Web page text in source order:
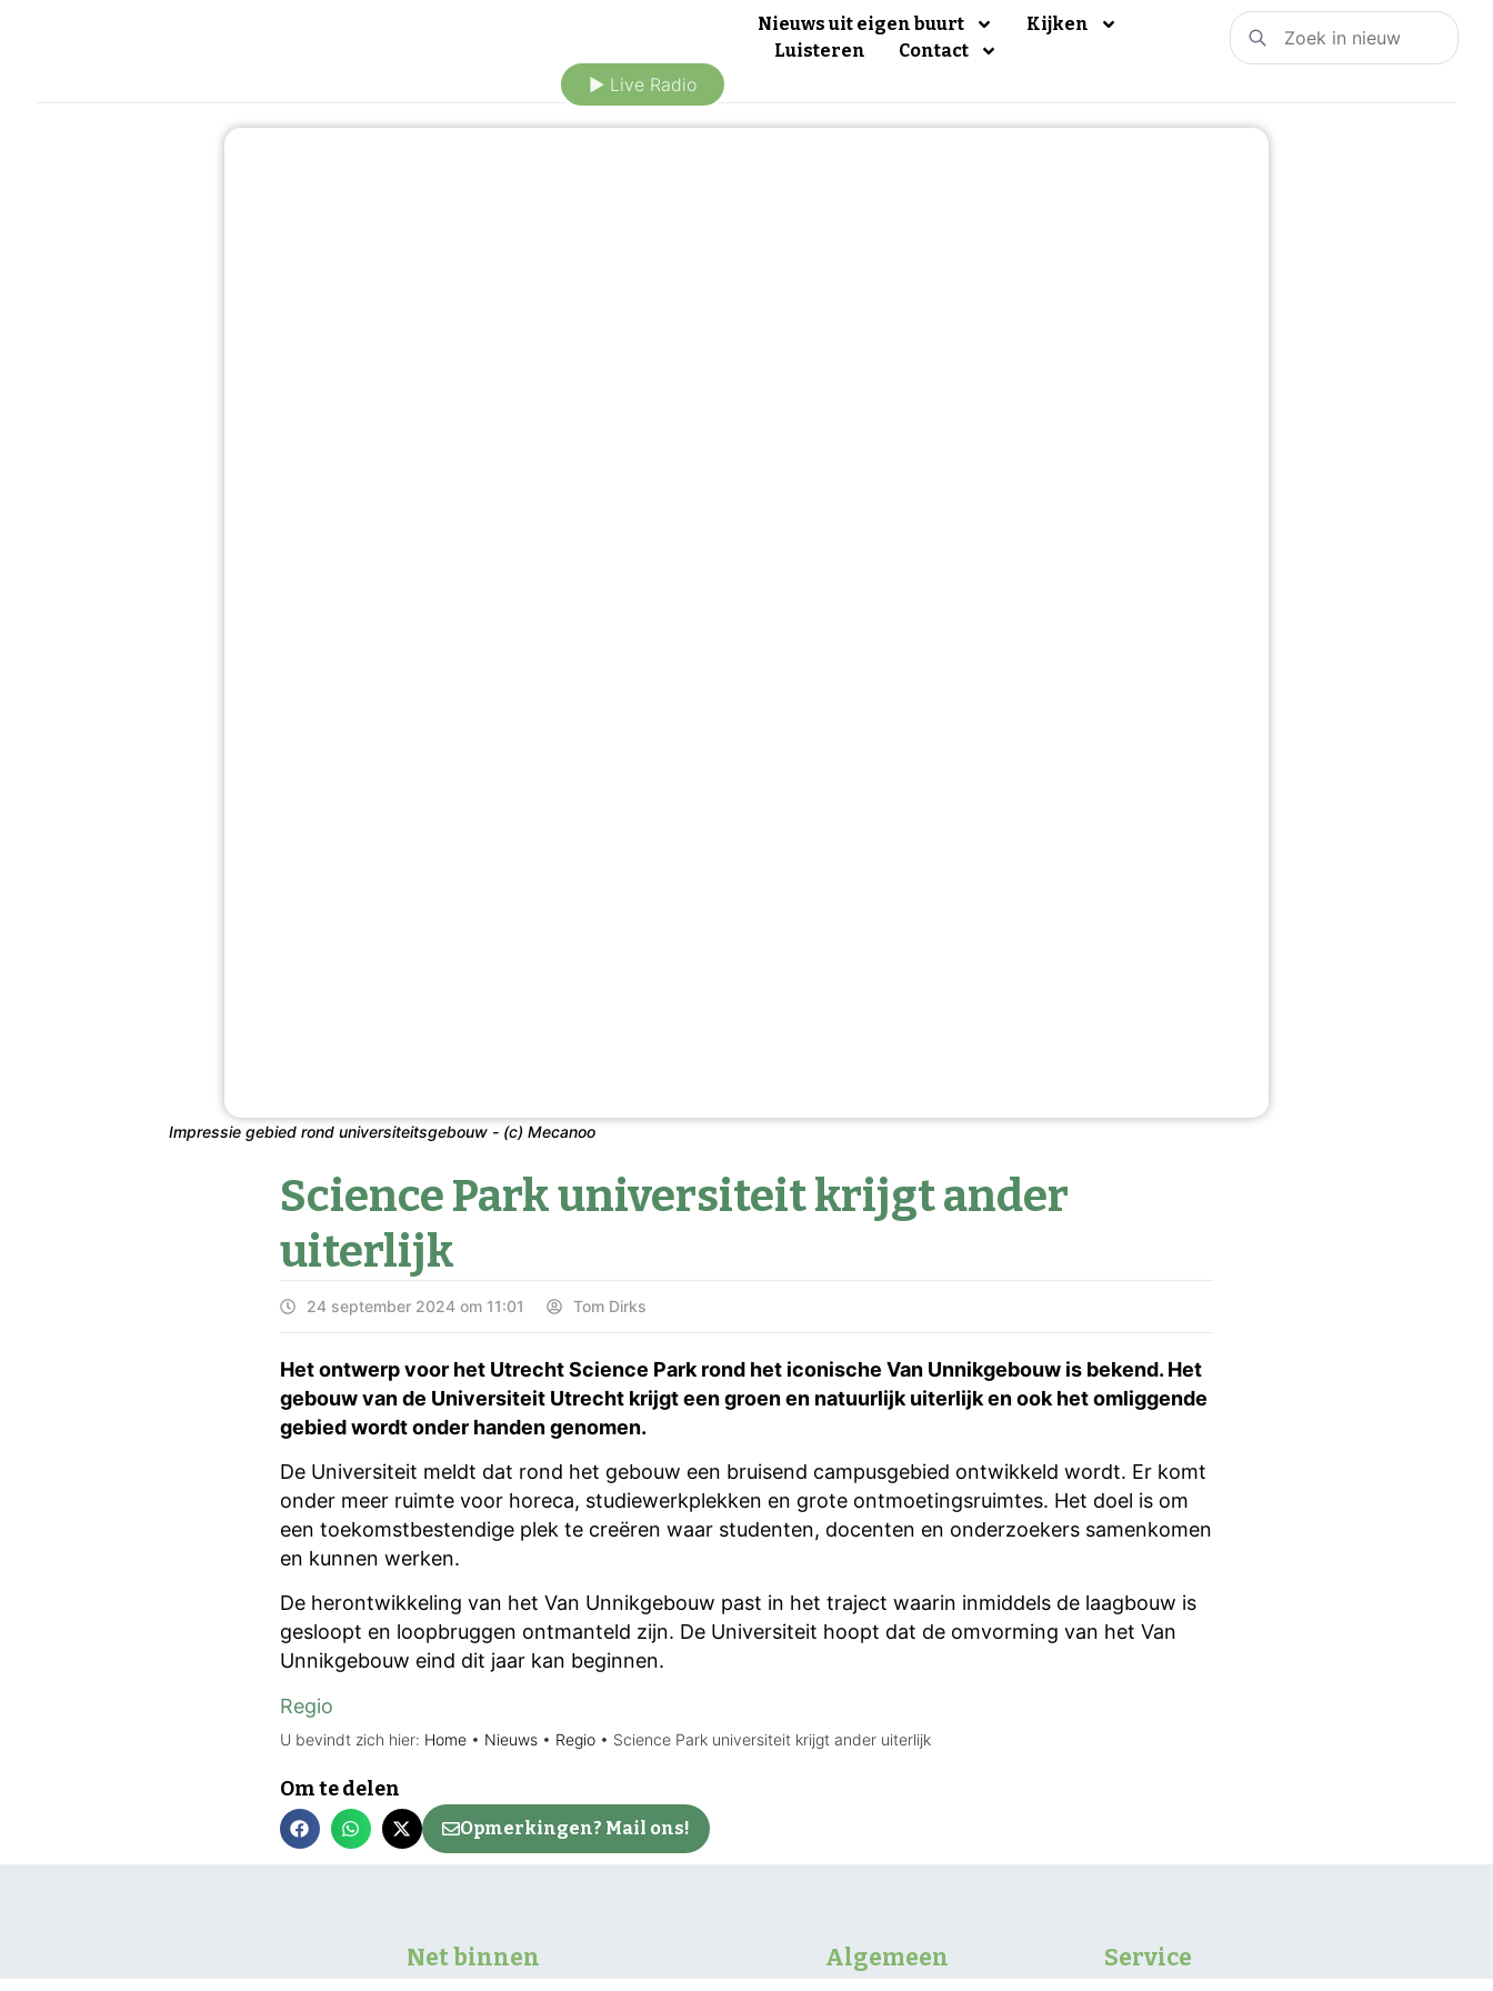
► Live Radio
Nieuws uit eigen buurt
Kijken
Luisteren
Contact
Impressie gebied rond universiteitsgebouw - (c) Mecanoo
Science Park universiteit krijgt ander
uiterlijk
24 september 2024 om 11:01 Tom Dirks
Het ontwerp voor het Utrecht Science Park rond het iconische Van Unnikgebouw is bekend. Het
gebouw van de Universiteit Utrecht krijgt een groen en natuurlijk uiterlijk en ook het omliggende
gebied wordt onder handen genomen.
De Universiteit meldt dat rond het gebouw een bruisend campusgebied ontwikkeld wordt. Er komt
onder meer ruimte voor horeca, studiewerkplekken en grote ontmoetingsruimtes. Het doel is om
een toekomstbestendige plek te creëren waar studenten, docenten en onderzoekers samenkomen
en kunnen werken.
De herontwikkeling van het Van Unnikgebouw past in het traject waarin inmiddels de laagbouw is
gesloopt en loopbruggen ontmanteld zijn. De Universiteit hoopt dat de omvorming van het Van
Unnikgebouw eind dit jaar kan beginnen.
Regio
U bevindt zich hier: Home• Nieuws• Regio• Science Park universiteit krijgt ander uiterlijk
Om te delen
Opmerkingen? Mail ons!
Net binnen Algemeen Service